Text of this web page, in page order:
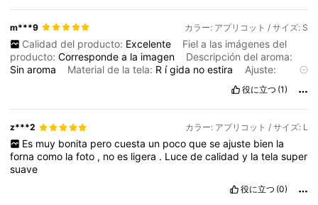
m***9 カラー: アプリコット / サイズ: S
Calidad del producto: Excelente
Fiel a las imágenes del
producto:Correspondea la imagen
Descripción del aroma:
Sinaroma Material de la tela: R ígida noestira
Ajuste:
役に立つ (1)
z***2 カラー: アプリコット / サイズ: L
Es muy bonita pero cuesta un poco que se ajuste bien la
fornacomo lafoto , noes ligera . Lucedecalidady latelasuper
suave
役に立つ (0)